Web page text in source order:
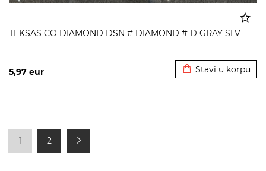
TEKSAS CO DIAMOND DSN # DIAMOND # D GRAY SLV
5,97 eur Stavi u korpu
1 2